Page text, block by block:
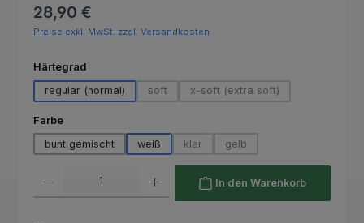
Regulärer Preis:
28,90 €
Preise exkl. MwSt. zzgl. Versandkosten
Härtegrad
regular (normal)
soft
(Diese Option ist zurzeit nicht verfügbar.)
x-soft (extra soft)
(Diese Option ist zurzeit
Farbeauswählen
bunt gemischt
weiß klar
(Diese Option ist zurzeit nicht
gelb
(Diese Option ist zurzeit
In den Warenkorb